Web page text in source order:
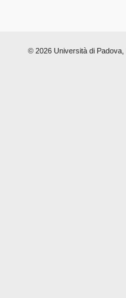
© 2026 Università di Padova,